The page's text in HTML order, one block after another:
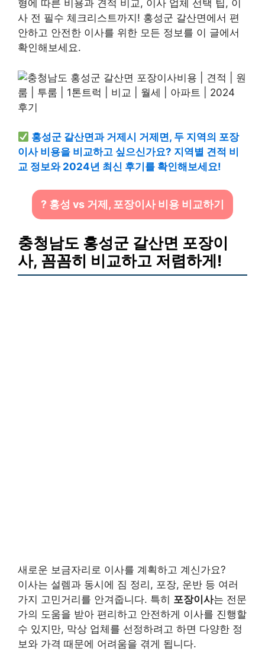
형에 따른 비용과 견적 비교, 이사 업체 선택 팁, 이
사 전 필수 체크리스트까지! 홍성군 갈산면에서 편
안하고 안전한 이사를 위한 모든 정보를 이 글에서
확인해보세요.
홍성군 갈산면과 거제시 거제면, 두 지역의 포장
이사 비용을 비교하고 싶으신가요? 지역별 견적 비
교 정보와 2024년 최신 후기를 확인해보세요!
? 홍성 vs 거제, 포장이사 비용 비교하기
충청남도 홍성군 갈산면 포장이
사, 꼼꼼히 비교하고 저렴하게!
새로운 보금자리로 이사를 계획하고 계신가요?
이사는 설렘과 동시에 짐 정리, 포장, 운반 등 여러
가지 고민거리를 안겨줍니다. 특히 포장이사는 전문
가의 도움을 받아 편리하고 안전하게 이사를 진행할
수 있지만, 막상 업체를 선정하려고 하면 다양한 정
보와 가격 때문에 어려움을 겪게 됩니다.